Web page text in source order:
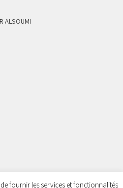
ALSOUMI
fournir les services et fonctionnalités